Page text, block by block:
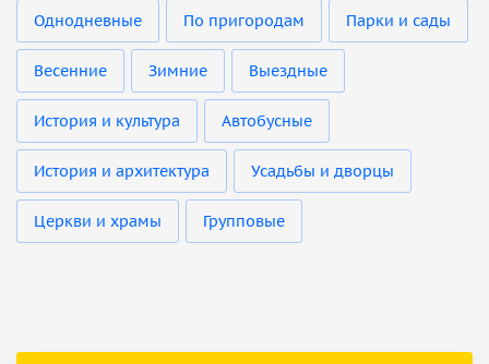
Однодневные По пригородам Парки и сады
Весенние Зимние Выездные
История и культура Автобусные
История и архитектура Усадьбы и дворцы
Церкви и храмы Групповые